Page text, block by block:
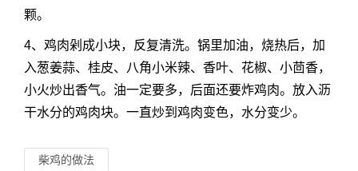
颗。
4、鸡肉剁成小块，反复清洗。锅里加油，烧热后，加
入葱姜蒜、桂皮、八角小米辣、香叶、花椒、小茴香，
小火炒出香气。油一定要多，后面还要炸鸡肉。放入沥
干水分的鸡肉块。一直炒到鸡肉变色，水分变少。
柴鸡的做法